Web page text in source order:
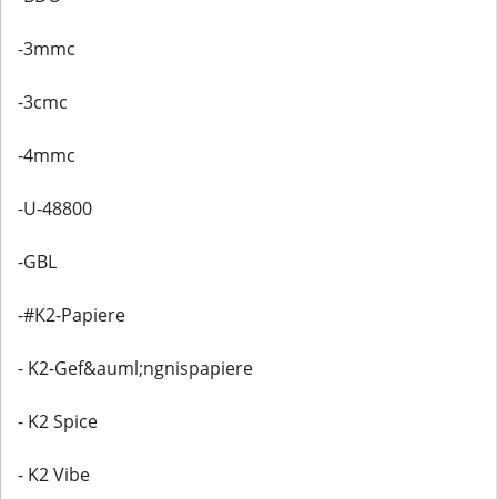
-3mmc
-3cmc
-4mmc
-U-48800
-GBL
-#K2-Papiere
- K2-Gef&auml;ngnispapiere
- K2 Spice
- K2 Vibe